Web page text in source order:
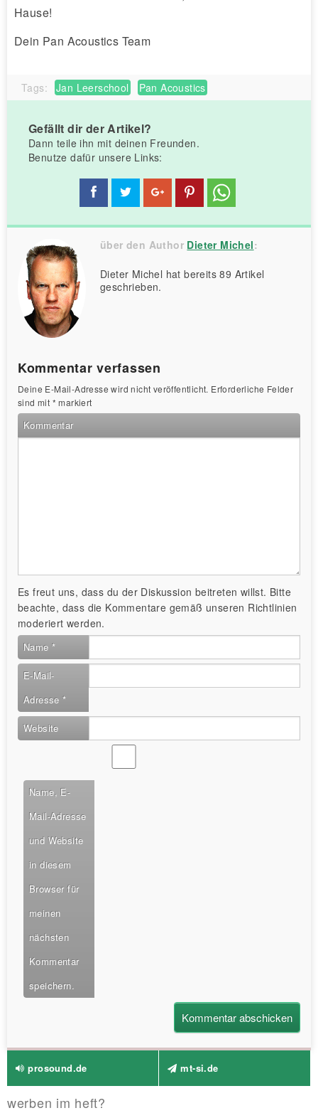
Hause!
Dein Pan Acoustics Team
Tags: Jan Leerschool Pan Acoustics
Gefällt dir der Artikel?
Dann teile ihn mit deinen Freunden.
Benutze dafür unsere Links:
über den Author Dieter Michel:
Dieter Michel hat bereits 89 Artikel
geschrieben.
Kommentar verfassen
Deine E-Mail-Adresse wird nicht veröffentlicht. Erforderliche Felder
sind mit * markiert
Kommentar
Es freut uns, dass du der Diskussion beitreten willst. Bitte
beachte, dass die Kommentare gemäß unseren Richtlinien
moderiert werden.
Name *
E-Mail-
Adresse*
Website
Name, E-
Mail-Adresse
und Website
in diesem
Browser für
meinen
nächsten
Kommentar
speichern.
prosound.de mt-si.de
werben im heft?